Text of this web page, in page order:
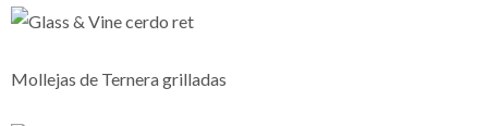
Mollejas de Ternera grilladas